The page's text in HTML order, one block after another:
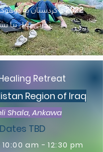
2022د کردستان په
تجربې ته اړتیا نشته.
Retreat
Region of Iraq
Shala, Ankawa
Dates TBD
am - 12:30 pm